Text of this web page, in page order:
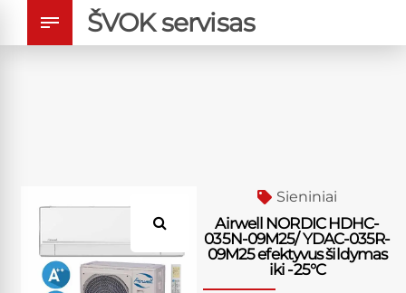
ŠVOK servisas
Sieniniai
Airwell NORDIC HDHC-
035N-09M25/ YDAC-035R-
09M25 efektyvus šildymas
iki -25°C